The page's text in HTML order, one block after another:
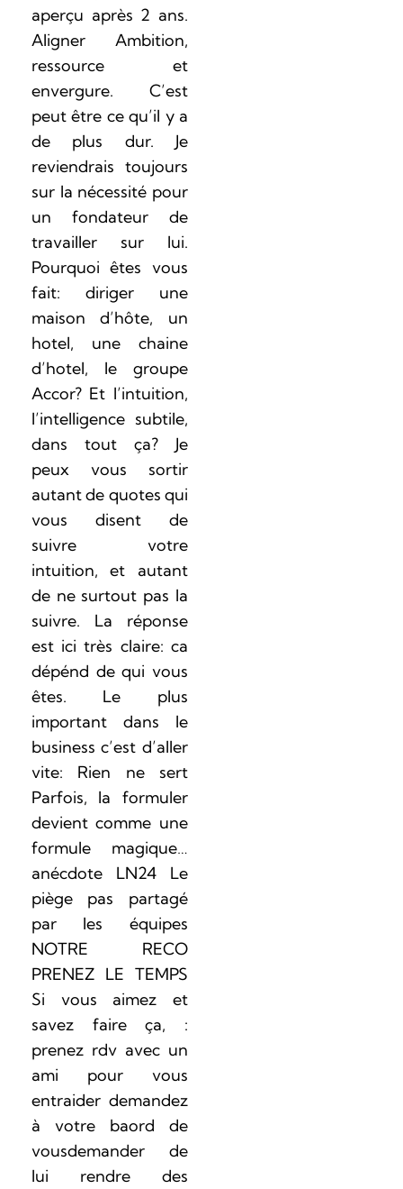
aperçu après 2 ans.
Aligner Ambition,
ressource et
envergure. C’est
peut être ce qu’il y a
de plus dur. Je
reviendrais toujours
sur la nécessité pour
un fondateur de
travailler sur lui.
Pourquoi êtes vous
fait: diriger une
maison d’hôte, un
hotel, une chaine
d’hotel, le groupe
Accor? Et l’intuition,
l’intelligence subtile,
dans tout ça? Je
peux vous sortir
autant de quotes qui
vous disent de
suivre votre
intuition, et autant
de ne surtout pas la
suivre. La réponse
est ici très claire: ca
dépénd de qui vous
êtes. Le plus
important dans le
business c’est d’aller
vite: Rien ne sert
Parfois, la formuler
devient comme une
formule magique…
anécdote LN24 Le
piège pas partagé
par les équipes
NOTRE RECO
PRENEZ LE TEMPS
Si vous aimez et
savez faire ça, :
prenez rdv avec un
ami pour vous
entraider demandez
à votre baord de
vousdemander de
lui rendre des